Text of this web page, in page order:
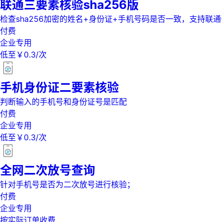
联通三要素核验sha256版
检查sha256加密的姓名+身份证+手机号码是否一致，支持联
付费
企业专用
低至￥0.3/次
手机身份证二要素核验
判断输入的手机号和身份证号是匹配
付费
企业专用
低至￥0.3/次
全网二次放号查询
针对手机号是否为二次放号进行核验；
付费
企业专用
按实际订单收费